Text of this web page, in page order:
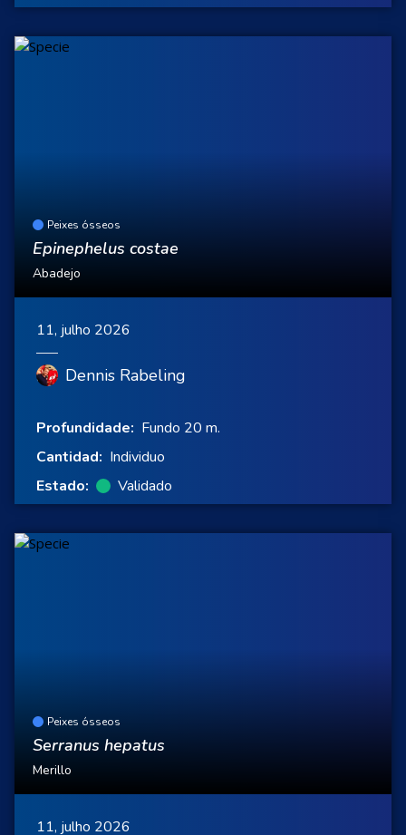
Peixes ósseos
Epinephelus costae
Abadejo
11, julho 2026
Dennis Rabeling
Profundidade: Fundo 20 m.
Cantidad: Individuo
Estado:
Validado
Peixes ósseos
Serranus hepatus
Merillo
11, julho 2026